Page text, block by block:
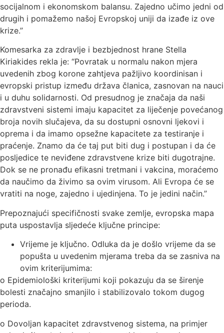
socijalnom i ekonomskom balansu. Zajedno učimo jedni od
drugih i pomažemo našoj Evropskoj uniji da izađe iz ove
krize.”
Komesarka za zdravlje i bezbjednost hrane Stella
Kiriakides rekla je: “Povratak u normalu nakon mjera
uvedenih zbog korone zahtjeva pažljivo koordinisan i
evropski pristup između država članica, zasnovan na nauci
i u duhu solidarnosti. Od presudnog je značaja da naši
zdravstveni sistemi imaju kapacitet za liječenje povećanog
broja novih slučajeva, da su dostupni osnovni ljekovi i
oprema i da imamo opsežne kapacitete za testiranje i
praćenje. Znamo da će taj put biti dug i postupan i da će
posljedice te neviđene zdravstvene krize biti dugotrajne.
Dok se ne pronađu efikasni tretmani i vakcina, moraćemo
da naučimo da živimo sa ovim virusom. Ali Evropa će se
vratiti na noge, zajedno i ujedinjena. To je jedini način.”
Prepoznajući specifičnosti svake zemlje, evropska mapa
puta uspostavlja sljedeće ključne principe:
Vrijeme je ključno. Odluka da je došlo vrijeme da se
popušta u uvedenim mjerama treba da se zasniva na
ovim kriterijumima:
o Epidemiološki kriterijumi koji pokazuju da se širenje
bolesti značajno smanjilo i stabilizovalo tokom dugog
perioda.
o Dovoljan kapacitet zdravstvenog sistema, na primjer